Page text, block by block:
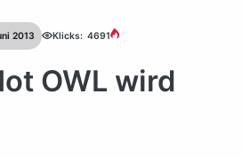
2013 Klicks: 4691
OWL wird